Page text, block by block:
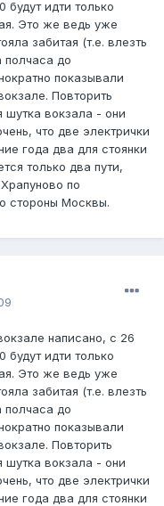
будут идти только
Это же ведь уже
забитая (т.е. влезть
полчаса до
показывали
Повторить
вокзала - они
что две электрички
года два для стоянки
только два пути,
по
стороны Москвы.
написано, с 26
будут идти только
Это же ведь уже
забитая (т.е. влезть
полчаса до
показывали
Повторить
вокзала - они
что две электрички
года два для стоянки